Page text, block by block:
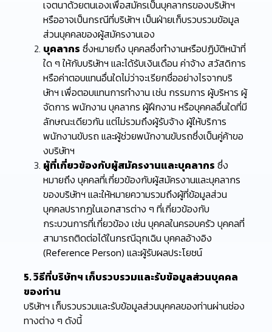
เจตนาด้วยตนเองเพื่อสมัครเป็นบุคลากรของบริษัทฯ
หรืออาจเป็นกรณีที่บริษัทฯ เป็นฝ่ายเก็บรวบรวมข้อมูล
ส่วนบุคคลของผู้สมัครงานเอง
บุคลากร ซึ่งหมายถึง บุคคลซึ่งทำงานหรือปฏิบัติหน้าที่
ใด ๆ ให้กับบริษัทฯ และได้รับเงินเดือน ค่าจ้าง สวัสดิการ
หรือค่าตอบแทนอื่นใดไม่ว่าจะเรียกชื่ออย่างไรจากบริ
ษัทฯ เพื่อตอบแทนการทำงาน เช่น กรรมการ ผู้บริหาร ผู้
จัดการ พนักงาน บุคลากร ผู้ฝึกงาน หรือบุคคลอื่นใดที่มี
ลักษณะเดียวกัน แต่ไม่รวมถึงผู้รับจ้าง ผู้ให้บริการ
พนักงานขับรถ และผู้ช่วยพนักงานขับรถซึ่งเป็นคู่ค้าขอ
งบริษัทฯ
ผู้ที่เกี่ยวข้องกับผู้สมัครงานและบุคลากร ซึ่ง
หมายถึง บุคคลที่เกี่ยวข้องกับผู้สมัครงานและบุคลากร
ของบริษัทฯ และให้หมายความรวมถึงผู้ที่ข้อมูลส่วน
บุคคลปรากฏในเอกสารต่าง ๆ ที่เกี่ยวข้องกับ
กระบวนการที่เกี่ยวข้อง เช่น บุคคลในครอบครัว บุคคลที่
สามารถติดต่อได้ในกรณีฉุกเฉิน บุคคลอ้างอิง
(Reference Person) และผู้รับผลประโยชน์
5. วิธีที่บริษัทฯ เก็บรวบรวมและรับข้อมูลส่วนบุคคล
ของท่าน
บริษัทฯ เก็บรวบรวมและรับข้อมูลส่วนบุคคลของท่านผ่านช่อง
ทางต่าง ๆ ดังนี้